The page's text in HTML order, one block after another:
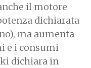
il motore
dichiarata
ma aumenta
e i consumi
dichiara in